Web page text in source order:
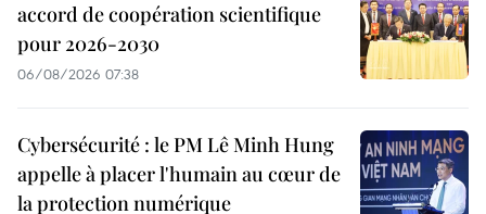
accord de coopération scientifique
pour 2026-2030
06/08/2026 07:38
Cybersécurité : le PM Lê Minh Hung
appelle à placer l'humain au cœur de
la protection numérique